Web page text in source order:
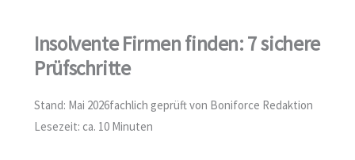
Insolvente Firmen finden: 7 sichere
Prüfschritte
Stand: Mai 2026fachlich geprüft von Boniforce Redaktion
Lesezeit: ca. 10 Minuten